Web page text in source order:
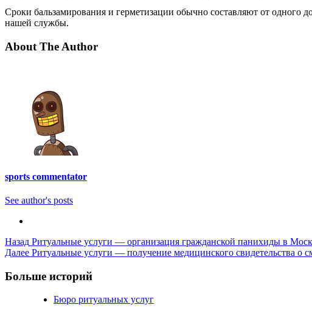
Сроки бальзамирования и герметизации обычно составляют от одного
нашей службы.
About The Author
sports commentator
See author's posts
Post
Navigation
Назад Ритуальные услуги — организация гражданской панихиды в
Далее Ритуальные услуги — получение медицинского свидетельства о
Больше историй
Бюро ритуальных услуг